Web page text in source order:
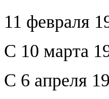
11 февраля
С 10 марта
С 6 апреля